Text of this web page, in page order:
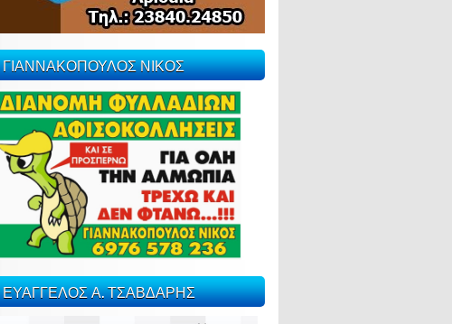
ΓΙΑΝΝΑΚΟΠΟΥΛΟΣ ΝΙΚΟΣ
ΕΥΑΓΓΕΛΟΣ Α. ΤΣΑΒΔΑΡΗΣ